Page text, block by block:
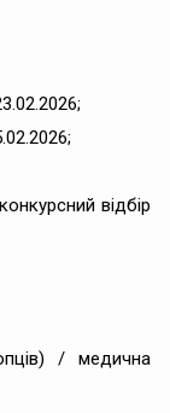
відбір
/ медична